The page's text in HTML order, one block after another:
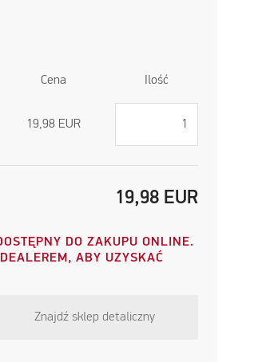
Cena Ilość
19,98 EUR
19,98 EUR
DO ZAKUPU ONLINE.
ABY UZYSKAĆ
Znajdź sklep detaliczny